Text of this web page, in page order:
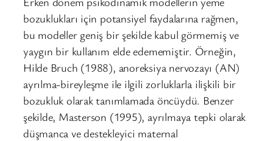
bozuklukları için potansiyel faydalarına rağmen,
bu modeller geniş bir şekilde kabul görmemiş ve
yaygın bir kullanım elde edememiştir. Örneğin,
Hilde Bruch (1988), anoreksiya nervozayı (AN)
ayrılma-bireyleşme ile ilgili zorluklarla ilişkili bir
bozukluk olarak tanımlamada öncüydü. Benzer
şekilde, Masterson (1995), ayrılmaya tepki olarak
düşmanca ve destekleyici maternal